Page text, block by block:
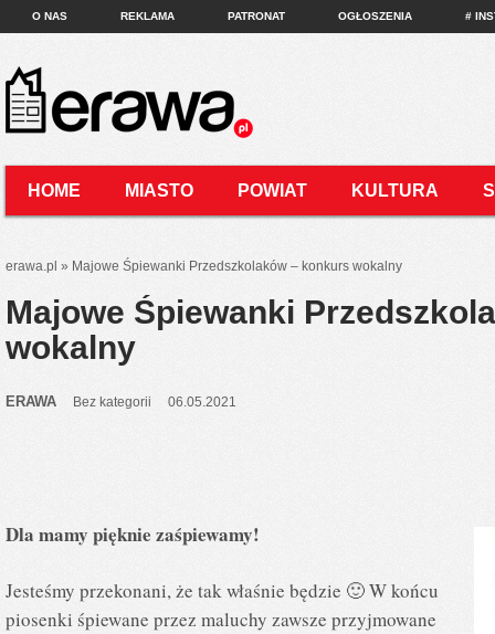
O NAS REKLAMA PATRONAT OGŁOSZENIA #
HOME MIASTO POWIAT KULTURA
erawa.pl » Majowe Śpiewanki Przedszkolaków – konkurs wokalny
Majowe Śpiewanki
wokalny
ERAWA Bez kategorii 06.05.2021
Dla mamy pięknie zaśpiewamy!
Jesteśmy przekonani, że tak właśnie będzie 🙂 W końcu
piosenki śpiewane przez maluchy zawsze przyjmowane